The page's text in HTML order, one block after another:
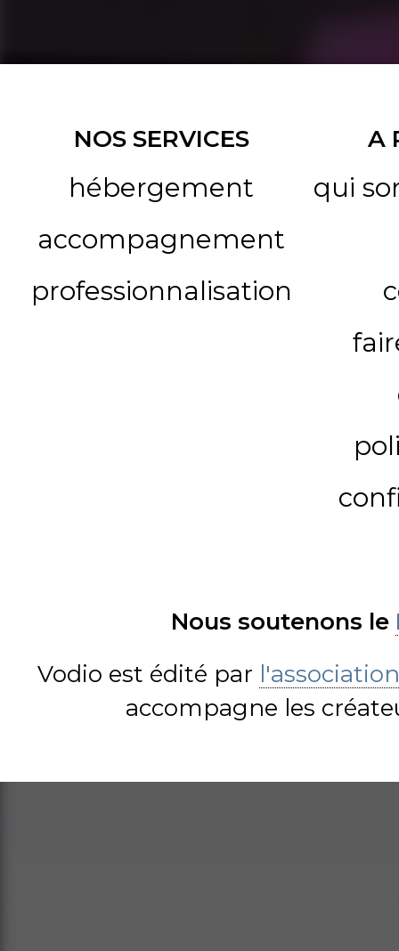
NOS SERVICES
hébergement
accompagnement
professionnalisation
A
qui